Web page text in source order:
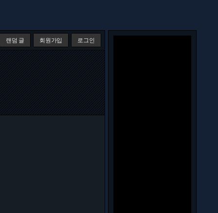
랜덤 글 회원가입 로그인